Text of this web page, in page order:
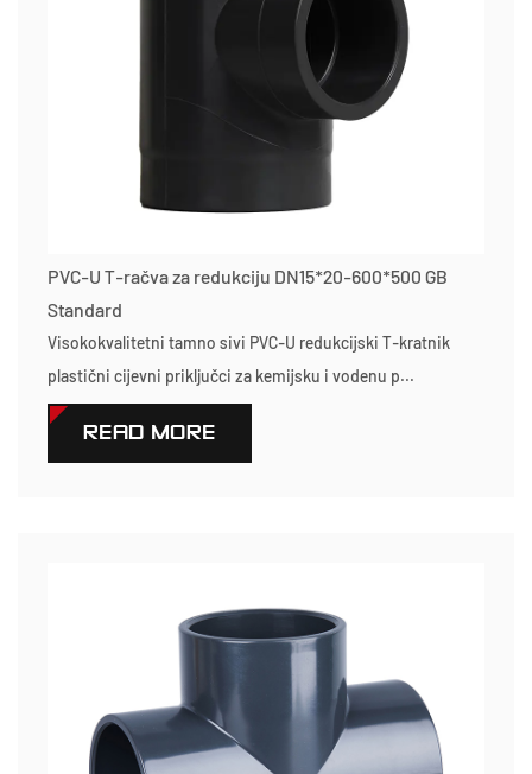
PVC-U T-račva za redukciju DN15*20-600*500 GB
Standard
Visokokvalitetni tamno sivi PVC-U redukcijski T-kratnik
plastični cijevni priključci za kemijsku i vodenu p...
READ MORE